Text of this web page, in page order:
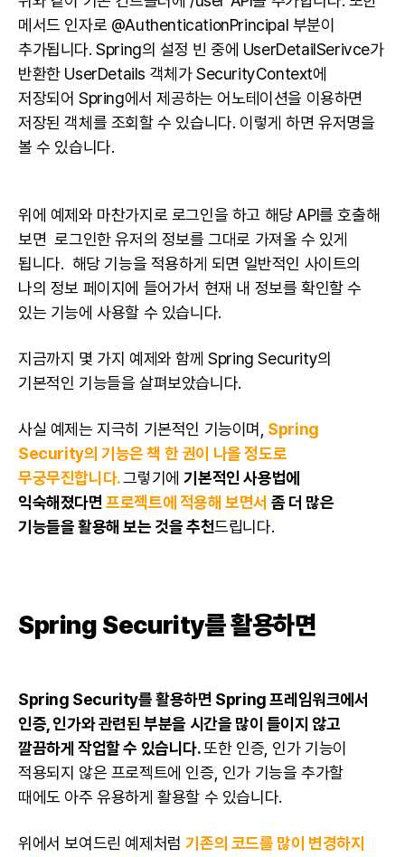
메서드 인자로 @AuthenticationPrincipal 부분이
추가됩니다. Spring의 설정 빈 중에 UserDetailSerivce가
반환한 UserDetails 객체가 SecurityContext에
저장되어 Spring에서 제공하는 어노테이션을 이용하면
저장된 객체를 조회할 수 있습니다. 이렇게 하면 유저명을
볼 수 있습니다.
위에 예제와 마찬가지로 로그인을 하고 해당 API를 호출해
보면 로그인한 유저의 정보를 그대로 가져올 수 있게
됩니다. 해당 기능을 적용하게 되면 일반적인 사이트의
나의 정보 페이지에 들어가서 현재 내 정보를 확인할 수
있는 기능에 사용할 수 있습니다.
지금까지 몇 가지 예제와 함께 Spring Security의
기본적인 기능들을 살펴보았습니다.
사실 예제는 지극히 기본적인 기능이며,
Spring
Security의 기능은 책 한 권이 나올 정도로
무궁무진합니다.그렇기에기본적인 사용법에
익숙해졌다면프로젝트에 적용해 보면서 좀 더 많은
기능들을 활용해 보는 것을 추천드립니다.
Spring Security를 활용하면
Spring Security를 활용하면 Spring 프레임워크에서
인증, 인가와 관련된 부분을 시간을 많이 들이지 않고
깔끔하게 작업할 수 있습니다.또한 인증, 인가 기능이
적용되지 않은 프로젝트에 인증, 인가 기능을 추가할
때에도 아주 유용하게 활용할 수 있습니다.
위에서 보여드린 예제처럼기존의 코드를 많이 변경하지